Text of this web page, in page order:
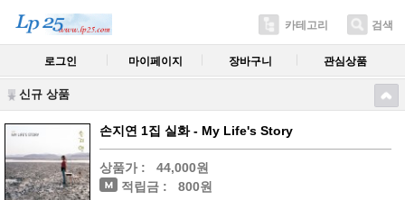
카테고리 검색
로그인 마이페이지 장바구니 관심상품
신규 상품
손지연 1집 실화 - My Life's Story
상품가 :
44,000원
적립금 :
800원